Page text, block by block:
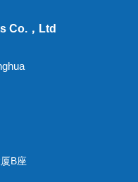
Co.，Ltd
B座